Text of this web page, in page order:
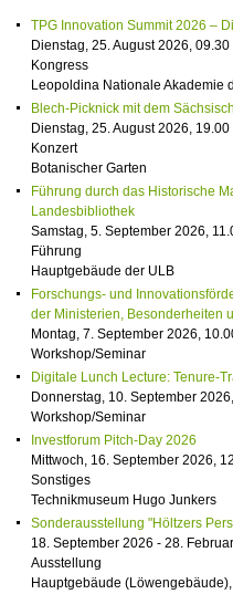
TPG Innovation Summit 2026 –
Dienstag, 25. August 2026,
Kongress
Leopoldina Nationale Akademie
Blech-Picknick mit dem
Dienstag, 25. August 2026,
Konzert
Botanischer Garten
Führung durch das Historische
Landesbibliothek
Samstag, 5. September 2026,
Führung
Hauptgebäude der ULB
Forschungs- und
der Ministerien, Besonderheiten
Montag, 7. September 2026,
Workshop/Seminar
Digitale Lunch Lecture: Tenure-
Donnerstag, 10. September
Workshop/Seminar
Investforum Pitch-Day 2026
Mittwoch, 16. September 2026,
Sonstiges
Technikmuseum Hugo Junkers
Sonderausstellung "Höltzers
18. September 2026 - 28.
Ausstellung
Hauptgebäude